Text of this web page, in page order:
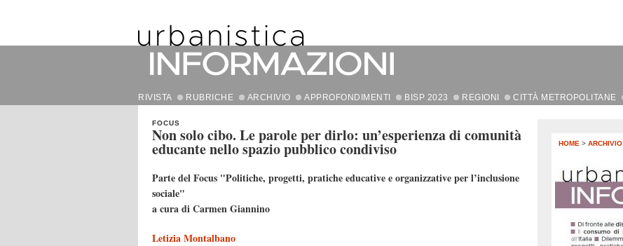
RIVISTA RUBRICHE ARCHIVIO APPROFONDIMENTI BISP 2023 REGIONI CITTÀ METROPOLITANE
FOCUS
Non solo cibo. Le parole per dirlo: un’esperienza di comunità
educante nello spazio pubblico condiviso
Parte del Focus "Politiche, progetti, pratiche educative e organizzative per l’inclusione
sociale"
a cura di Carmen Giannino
Letizia Montalbano
HOME > ARCHIVIO